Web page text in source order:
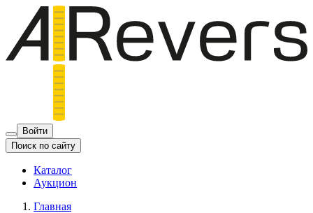
Войти
Поиск по сайту
Каталог
Аукцион
Главная